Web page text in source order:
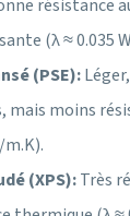
résistance
(λ ≈ 0.035
(PSE):
mais moins
m.K).
(XPS):Très